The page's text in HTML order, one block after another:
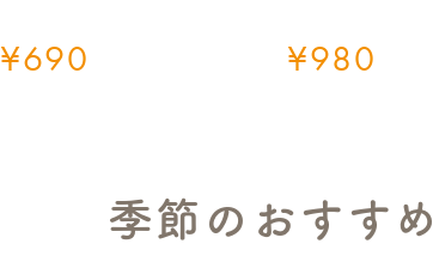
¥690 ¥980
季節のおすすめ